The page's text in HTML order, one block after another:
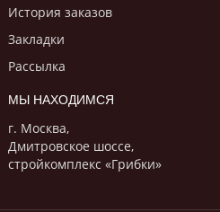
История заказов
Закладки
Рассылка
МЫ НАХОДИМСЯ
г. Москва,
Дмитровское шоссе,
стройкомплекс «Грибки»